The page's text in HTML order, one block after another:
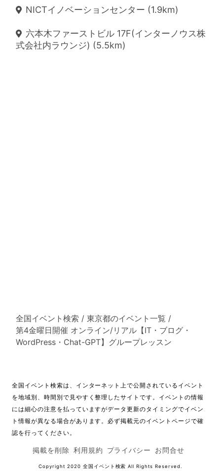
NICTイノベーションセンター (1.9km)
六本木ファーストビル 17F(インターノウス株
式会社内ラウンジ) (5.5km)
全国イベント検索 / 東京都のイベント一覧 /
第4金曜日開催 オンライン/リアル【IT・ブログ・
WordPress・Chat-GPT】グループレッスン
全国イベント検索は、インターネット上で公開されているイベント
を地域別、時間別で見やすく整理したサイトです。イベントの情報
には細心の注意を払っていますがデータ更新のタイミングでイベン
ト情報が異なる場合があります。必ず掲載元のイベントページで確
認を行ってください。
掲載を削除 利用規約 プライバシー お問合せ
Copyright 2020 全国イベント検索 All Rights Reserved.